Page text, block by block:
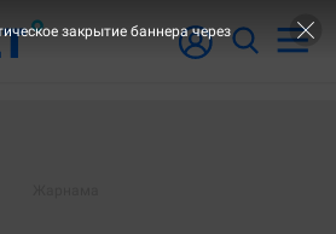
закрытие баннера через